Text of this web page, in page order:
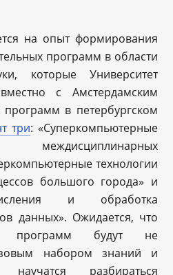
на опыт формирования
программ в области
которые Университет
с Амстердамским
программ в петербургском
три: «Суперкомпьютерные
технологии
большого города» и
и обработка
данных». Ожидается, что
программ будут не
набором знаний и
разбираться